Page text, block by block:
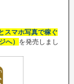
スマホ写真で稼ぐ
へ） を発売しまし